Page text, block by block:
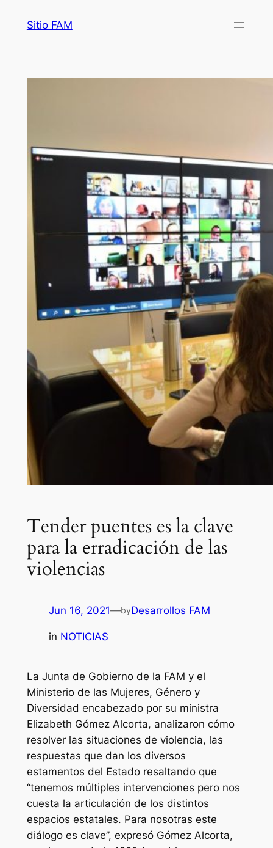
Sitio FAM
Tender puentes es la clave
para la erradicación de las
violencias
Jun 16, 2021—byDesarrollos FAM
in NOTICIAS
La Junta de Gobierno de la FAM y el
Ministerio de las Mujeres, Género y
Diversidad encabezado por su ministra
Elizabeth Gómez Alcorta, analizaron cómo
resolver las situaciones de violencia, las
respuestas que dan los diversos
estamentos del Estado resaltando que
“tenemos múltiples intervenciones pero nos
cuesta la articulación de los distintos
espacios estatales. Para nosotras este
diálogo es clave”, expresó Gómez Alcorta,